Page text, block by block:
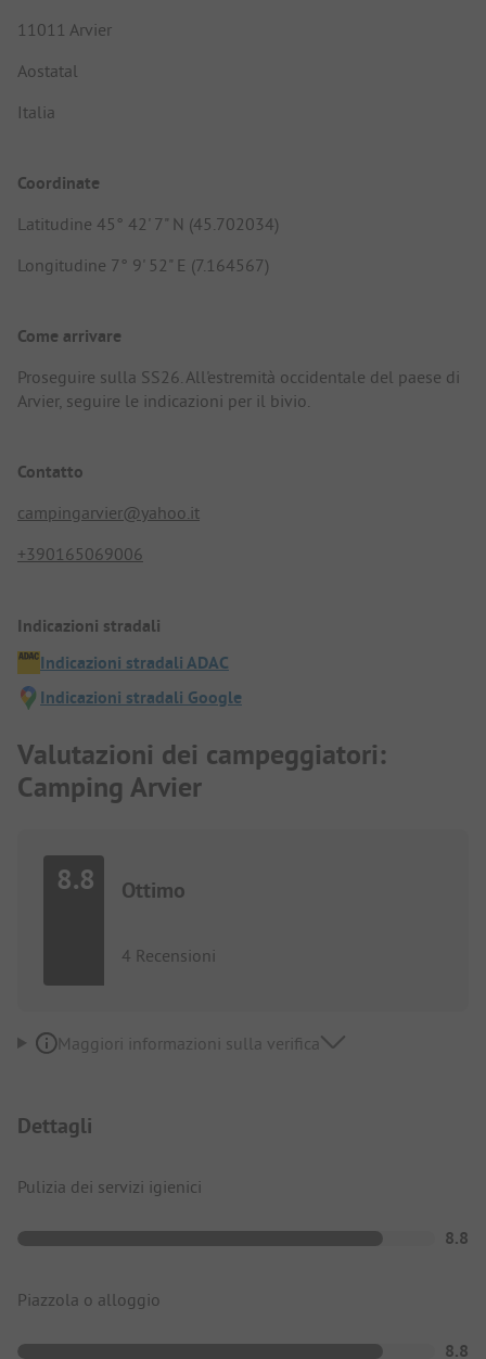
11011 Arvier
Aostatal
Italia
Coordinate
Latitudine 45° 42' 7" N (45.702034)
Longitudine 7° 9' 52" E (7.164567)
Come arrivare
Proseguire sulla SS26. All'estremità occidentale del paese di
Arvier, seguire le indicazioni per il bivio.
Contatto
campingarvier@yahoo.it
+390165069006
Indicazioni stradali
Indicazioni stradali ADAC
Indicazioni stradali Google
Valutazioni dei campeggiatori:
Camping Arvier
8.8 Ottimo
4 Recensioni
Maggiori informazioni sulla verifica
Dettagli
Pulizia dei servizi igienici
8.8
Piazzola o alloggio
8.8